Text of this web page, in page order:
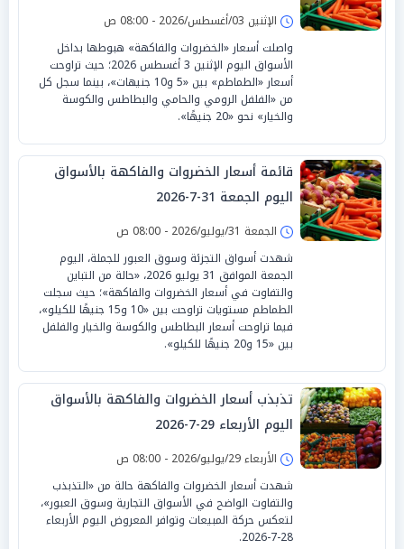
الإثنين 03/أغسطس/2026 - 08:00 ص
واصلت أسعار «الخضروات والفاكهة» هبوطها بداخل
الأسواق اليوم الإثنين 3 أغسطس 2026؛ حيث تراوحت
أسعار «الطماطم» بين «5 و10 جنيهات»، بينما سجل كل
من «الفلفل الرومي والحامي والبطاطس والكوسة
والخيار» نحو «20 جنيهًا».
قائمة أسعار الخضروات والفاكهة بالأسواق
اليوم الجمعة 31-7-2026
الجمعة 31/يوليو/2026 - 08:00 ص
شهدت أسواق التجزئة وسوق العبور للجملة، اليوم
الجمعة الموافق 31 يوليو 2026، «حالة من التباين
والتفاوت في أسعار الخضروات والفاكهة»؛ حيث سجلت
الطماطم مستويات تراوحت بين «10 و15 جنيهًا للكيلو»،
فيما تراوحت أسعار البطاطس والكوسة والخيار والفلفل
بين «15 و20 جنيهًا للكيلو».
تذبذب أسعار الخضروات والفاكهة بالأسواق
اليوم الأربعاء 29-7-2026
الأربعاء 29/يوليو/2026 - 08:00 ص
شهدت أسعار الخضروات والفاكهة حالة من «التذبذب
والتفاوت الواضح في الأسواق التجارية وسوق العبور»،
لتعكس حركة المبيعات وتوافر المعروض اليوم الأربعاء
28-7-2026.